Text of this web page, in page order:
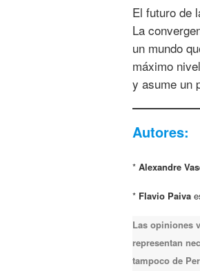
El futuro de
La
un mundo
máximo
y asume un
Autores:
* Alexandre
* Flavio Paiva
Las opiniones
representan
tampoco de